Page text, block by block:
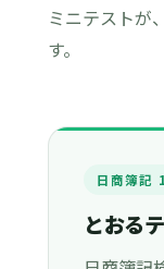
ミニテストが
す。
日商簿記
とおる